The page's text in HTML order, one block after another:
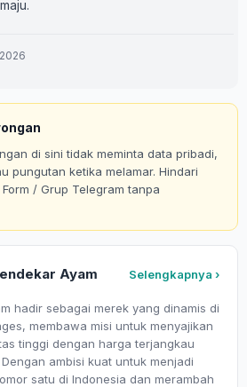
di sini tidak meminta data pribadi,
pungutan ketika melamar. Hindari
/ Grup Telegram tanpa
Ayam Selengkapnya ›
hadir sebagai merek yang dinamis di
membawa misi untuk menyajikan
tinggi dengan harga terjangkau
ambisi kuat untuk menjadi
satu di Indonesia dan merambah